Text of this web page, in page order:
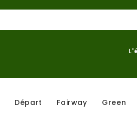
Départ Fairway Green